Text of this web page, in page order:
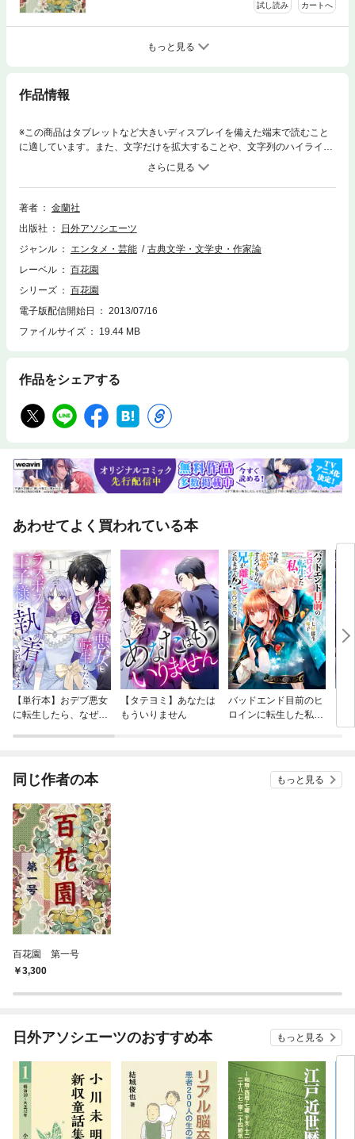
試し読み カートへ
もっと見る
作品情報
※この商品はタブレットなど大きいディスプレイを備えた端末で読むこと
に適しています。また、文字だけを拡大することや、文字列のハイライ
ト、検索、辞書の参照、引用などの機能が使用できません。明治の頃、名
人による落語・講談を忠実に再現した速記本は、ある種の大衆文学として
人気を博していました。そんな速記本の中で最も支持されていたのが「百
花園」でした。本シリーズは、明治22（1889）年5月から明治33（190
復刻したものです。大衆芸能史研究家で神田神保町の古書店「いにしえ文
庫」店主である岡田則夫氏所蔵の全240号を１ページずつ写真撮影してデ
できます。高画質なので、文字やルビを拡大して見ることも可能です。明
治時代の舌耕文芸の全貌が見渡せ、当時の風俗や話し言葉を知るための資
料としても貴重です。（古書を元に制作した電子書籍ですので、その状態
により一部読みにくい箇所がございます。予めご了承くださいますようお
願いいたします。）
著者
金蘭社
出版社
日外アソシエーツ
ジャンル
エンタメ・芸能
古典文学・文学史・作家論
レーベル
百花園
シリーズ
百花園
電子版配信開始日
2013/07/16
ファイルサイズ
19.44 MB
作品をシェアする
あわせてよく買われている本
【単行本】おデブ悪女
に転生したら、なぜか
【タテヨミ】あなたは
もういりません
バッドエンド目前のヒ
ロインに転生した私、
同じ作者の本 もっと見る
百花園 第一号
3,300
日外アソシエーツのおすすめ本 もっと見る